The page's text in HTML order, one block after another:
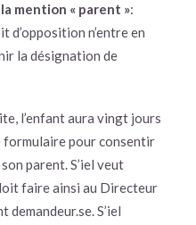
mention « parent »:
d’opposition n’entre en
la désignation de
l’enfant aura vingt jours
formulaire pour consentir
parent. S’iel veut
faire ainsi au Directeur
demandeur.se. S’iel